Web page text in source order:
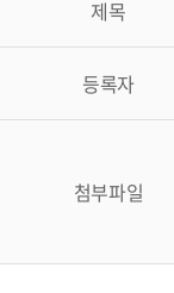
제목
등록자
첨부파일